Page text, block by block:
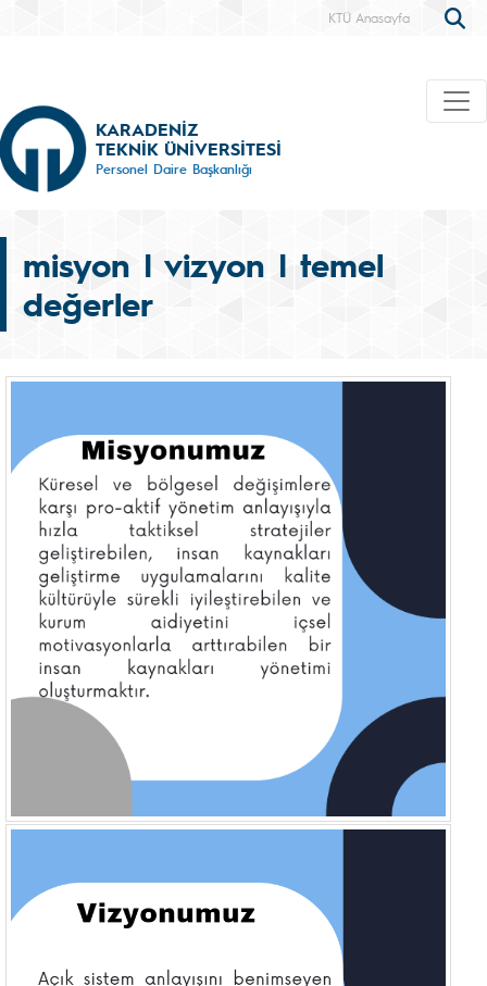
KTÜ Anasayfa
KARADENİZ
TEKNİK ÜNİVERSİTESİ
Personel Daire Başkanlığı
misyon | vizyon | temel
değerler